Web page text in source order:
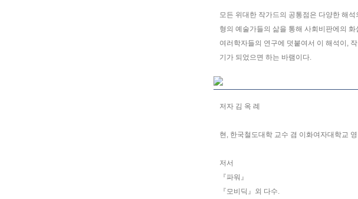
모든 위대한 작가드의 공통점은 다양한 해
형의 예술가들의 삶을 통해 사회비판에의
여러학자들의 연구에 덧붙여서 이 해석이,
기가 되었으면 하는 바램이다.
저자 김 옥 례
현, 한국철도대학 교수 겸 이화여자대학교
저서
『파워』
『모비딕』외 다수.